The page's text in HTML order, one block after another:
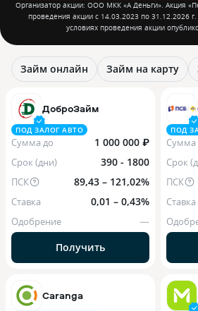
Организатор акции: ООО МКК «А Деньги». Акция
проведения акции с 14.03.2023 по 31.12.2026
условиях проведения акции
Займ онлайн Займ на карту
ДоброЗайм
ПОД ЗАЛОГ АВТО
Сумма до 1 000 000 ₽
Срок (дни) 390 - 1800
ПСК 89,43 – 121,02%
Ставка 0,01 – 0,43%
Одобрение
—
Получить
ПОД
Сумма
Срок
ПСК
Ставка
Caranga